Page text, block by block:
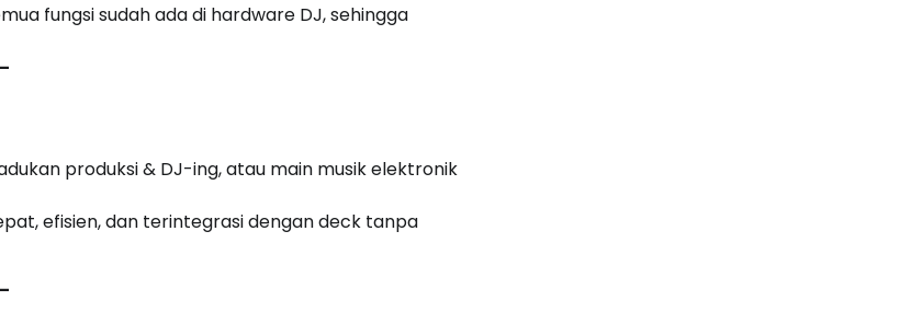
fungsi sudah ada di hardware DJ, sehingga
produksi & DJ-ing, atau main musik elektronik
efisien, dan terintegrasi dengan deck tanpa